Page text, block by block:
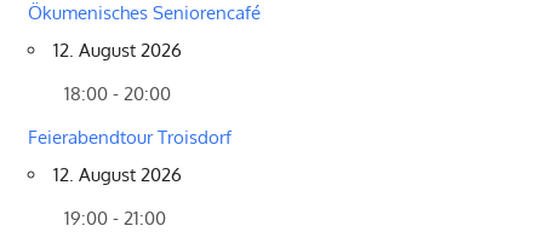
Ökumenisches Seniorencafé
12. August 2026
18:00 - 20:00
Feierabendtour Troisdorf
12. August 2026
19:00 - 21:00